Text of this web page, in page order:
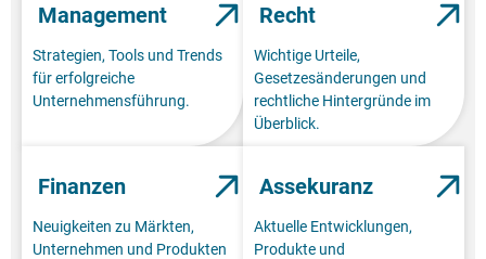
Management
Strategien, Tools und Trends
für erfolgreiche
Unternehmensführung.
Recht
Wichtige Urteile,
Gesetzesänderungen und
rechtliche Hintergründe im
Überblick.
Finanzen
Neuigkeiten zu Märkten,
Unternehmen und Produkten
Assekuranz
Aktuelle Entwicklungen,
Produkte und